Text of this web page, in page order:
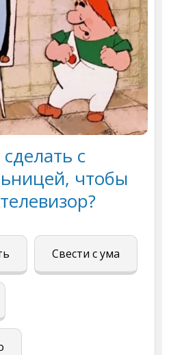
с
чтобы
Свести с ума